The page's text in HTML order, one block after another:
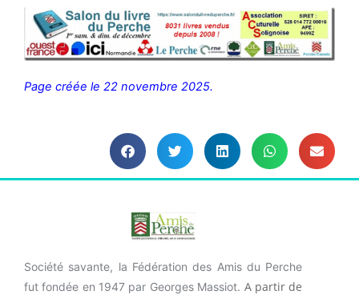
Page créée le 22 novembre 2025.
Société savante, la Fédération des Amis du Perche
fut fondée en 1947 par Georges Massiot. A partir de